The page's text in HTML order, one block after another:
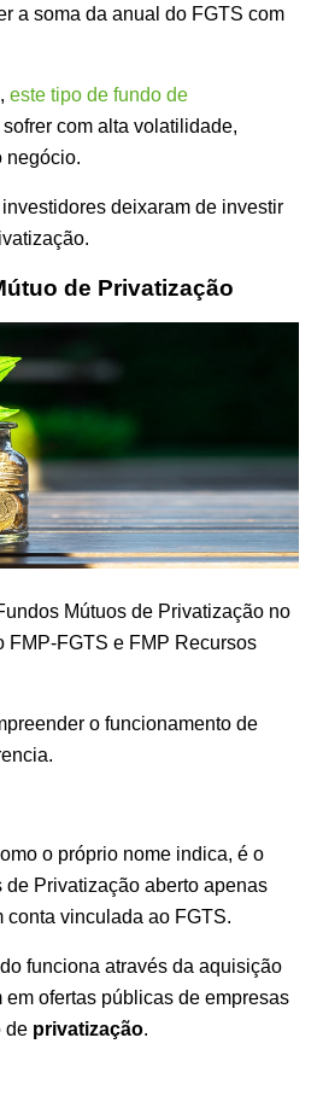
a soma da anual do FGTS com
este tipo de fundo de
com alta volatilidade,
negócio.
deixaram de investir
de Privatização
Mútuos de Privatização no
FMP-FGTS e FMP Recursos
o funcionamento de
o próprio nome indica, é o
de Privatização aberto apenas
conta vinculada ao FGTS.
funciona através da aquisição
ofertas públicas de empresas
de privatização.